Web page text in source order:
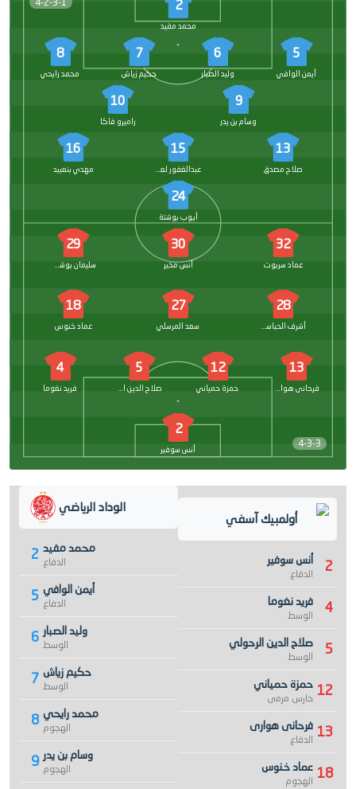
2
محمد مفيد
5
أيمن الوافي
6
وليد الصبار
7
حكيم زياش
8
محمد رايحي
9
وسام بن يدر
10
راميرو فاكا
13
صلاح مصدق
15
عبدالغفور لعميرات
16
مهدي بنعبيد
24
أيوب بوشتة
4-3-3
32
عماد سربوت
30
أنس مخير
29
سليمان بوشكالي
28
أشرف الحباسي
27
سعد المرسلي
18
عماد خنوس
13
فرحانى هوارى
12
حمزة حمياني
5
صلاح الدين الرحولي
4
فريد نغوما
2
أنس سوفير
الوداد الرياضي
2 محمد مفيد
الدفاع
5 أيمن الوافي
الدفاع
6 وليد الصبار
الوسط
7 حكيم زياش
الوسط
8 محمد رايحي
الهجوم
9 وسام بن يدر
الهجوم
أولمبيك آسفي
2 أنس سوفير
الدفاع
4 فريد نغوما
الوسط
5 صلاح الدين الرحولي
الوسط
12 حمزة حمياني
حارس مرمى
13 فرحانى هوارى
الدفاع
18 عماد خنوس
الهجوم